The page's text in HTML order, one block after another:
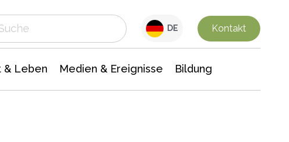
DE Kontakt
& Leben Medien & Ereignisse Bildung